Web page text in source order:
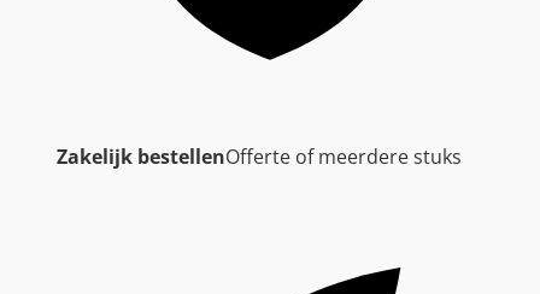
Zakelijk bestellenOfferte of meerdere stuks